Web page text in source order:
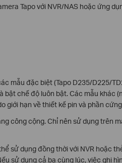
Tapo với NVR/NAS hoặc ứng
mẫu đặc biệt (Tapo D235/D225/
bật chế độ luôn bật. Các mẫu khác
giới hạn về thiết kế pin và phần
công cộng. Chỉ nên sử dụng trên
sử dụng đồng thời với NVR hoặc
sử dụng cả ba cùng lúc, việc ghi